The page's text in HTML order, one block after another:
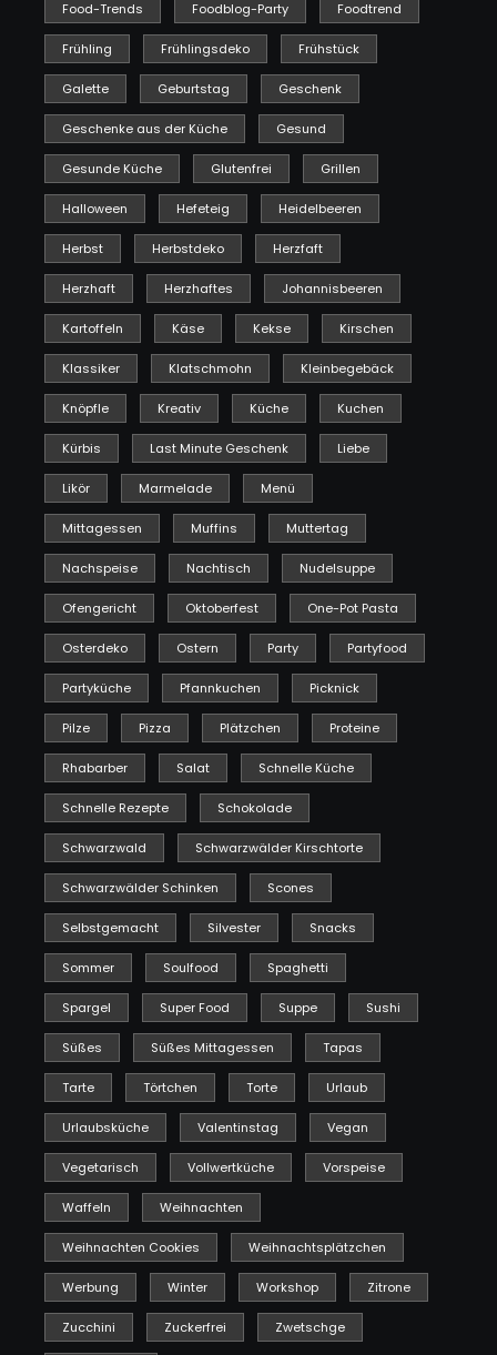
Food-Trends Foodblog-Party Foodtrend
Frühling Frühlingsdeko Frühstück
Galette Geburtstag Geschenk
Geschenke aus der Küche Gesund
Gesunde Küche Glutenfrei Grillen
Halloween Hefeteig Heidelbeeren
Herbst Herbstdeko Herzfaft
Herzhaft Herzhaftes Johannisbeeren
Kartoffeln Käse Kekse Kirschen
Klassiker Klatschmohn Kleinbegebäck
Knöpfle Kreativ Küche Kuchen
Kürbis Last Minute Geschenk Liebe
Likör Marmelade Menü
Mittagessen Muffins Muttertag
Nachspeise Nachtisch Nudelsuppe
Ofengericht Oktoberfest One-Pot Pasta
Osterdeko Ostern Party Partyfood
Partyküche Pfannkuchen Picknick
Pilze Pizza Plätzchen Proteine
Rhabarber Salat Schnelle Küche
Schnelle Rezepte Schokolade
Schwarzwald Schwarzwälder Kirschtorte
Schwarzwälder Schinken Scones
Selbstgemacht Silvester Snacks
Sommer Soulfood Spaghetti
Spargel Super Food Suppe Sushi
Süßes Süßes Mittagessen Tapas
Tarte Törtchen Torte Urlaub
Urlaubsküche Valentinstag Vegan
Vegetarisch Vollwertküche Vorspeise
Waffeln Weihnachten
Weihnachten Cookies Weihnachtsplätzchen
Werbung Winter Workshop Zitrone
Zucchini Zuckerfrei Zwetschge